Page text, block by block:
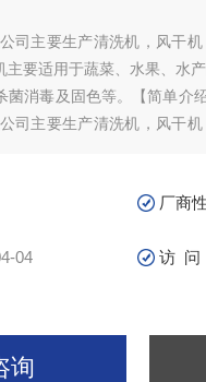
司主要生产清洗机，风干
主要适用于蔬菜、水果、水
菌消毒及固色等。【简单介
司主要生产清洗机，风干
厂商
04 访 问
询